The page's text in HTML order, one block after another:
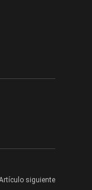
siguiente